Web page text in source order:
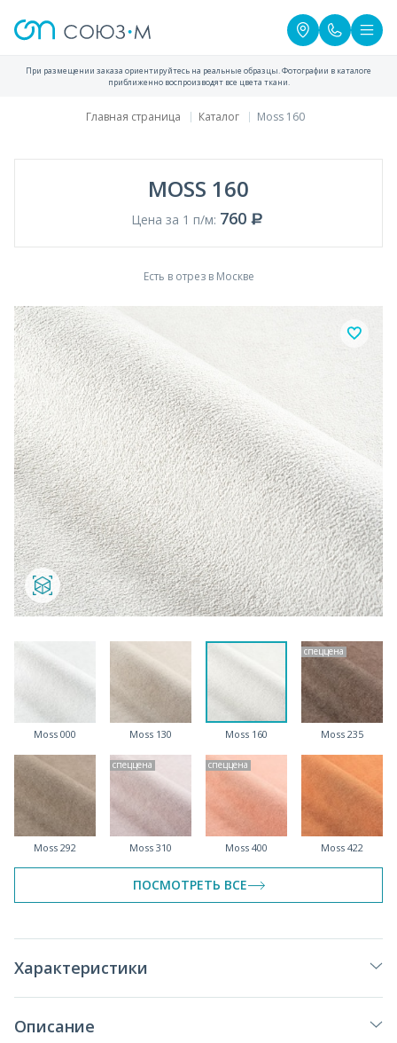
При размещении заказа ориентируйтесь на реальные образцы. Фотографии в каталоге
приближенно воспроизводят все цвета ткани.
Главная страница Каталог Moss 160
MOSS 160
Цена за 1 п/м: 760
Есть в отрез в Москве
Moss 000 Moss 130 Moss 160
спеццена
Moss 235
Moss 292
спеццена
Moss 310
спеццена
Moss 400 Moss 422
спеццена спеццена
ПОСМОТРЕТЬ ВСЕ
Характеристики
Описание